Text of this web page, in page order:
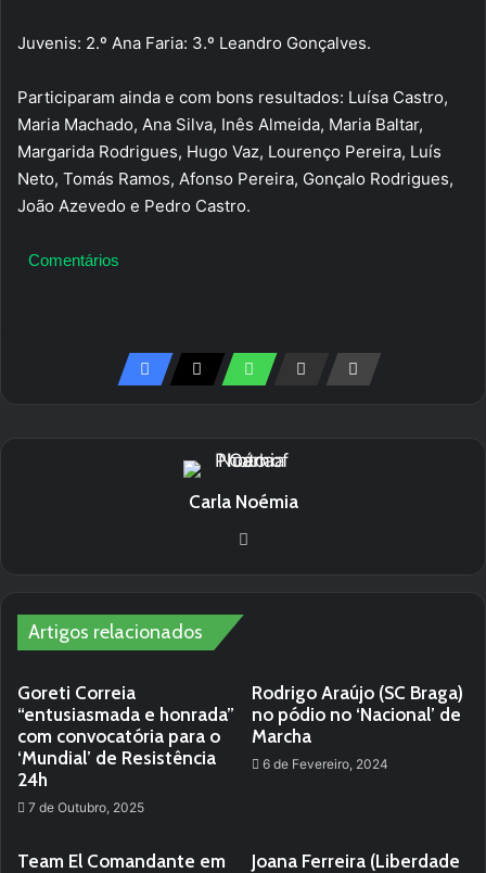
Juvenis: 2.º Ana Faria: 3.º Leandro Gonçalves.
Participaram ainda e com bons resultados: Luísa Castro,
Maria Machado, Ana Silva, Inês Almeida, Maria Baltar,
Margarida Rodrigues, Hugo Vaz, Lourenço Pereira, Luís
Neto, Tomás Ramos, Afonso Pereira, Gonçalo Rodrigues,
João Azevedo e Pedro Castro.
Comentários
Carla Noémia
Artigos relacionados
Goreti Correia
“entusiasmada e honrada”
com convocatória para o
‘Mundial’ de Resistência
24h
7 de Outubro, 2025
Rodrigo Araújo (SC Braga)
no pódio no ‘Nacional’ de
Marcha
6 de Fevereiro, 2024
Team El Comandante em
Joana Ferreira (Liberdade